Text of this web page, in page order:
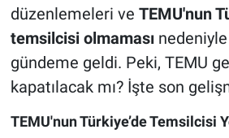
düzenlemeleri ve TEMU'nun
temsilcisi olmaması
gündeme geldi. Peki, TEMU
kapatılacak mı? İşte son
TEMU'nun Türkiye’de Temsilcisi